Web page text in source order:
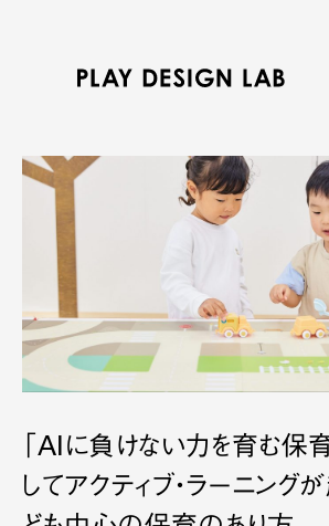
「AIに負けない力を育む保
してアクティブ・ラーニング